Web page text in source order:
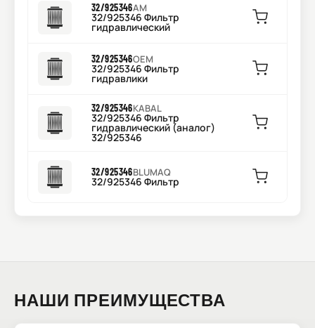
32/925346AM
32/925346 Фильтр
гидравлический
32/925346OEM
32/925346 Фильтр
гидравлики
32/925346KABAL
32/925346 Фильтр
гидравлический (аналог)
32/925346
32/925346BLUMAQ
32/925346 Фильтр
НАШИ ПРЕИМУЩЕСТВА